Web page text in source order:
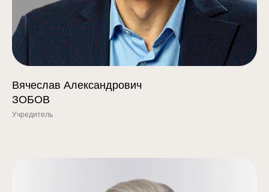
Вячеслав Александрович
ЗОБОВ
Учредитель